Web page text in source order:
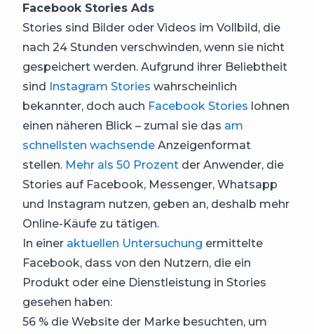
Facebook Stories Ads
Stories sind Bilder oder Videos im Vollbild, die
nach 24 Stunden verschwinden, wenn sie nicht
gespeichert werden. Aufgrund ihrer Beliebtheit
sind
Instagram Stories wahrscheinlich
bekannter, doch auch Facebook Stories lohnen
einen näheren Blick – zumal sie das am
schnellsten wachsende Anzeigenformat
stellen. Mehr als 50 Prozent der Anwender, die
Stories auf Facebook, Messenger, Whatsapp
und Instagram nutzen, geben an, deshalb mehr
Online-Käufe zu tätigen.
In einer aktuellen Untersuchung ermittelte
Facebook, dass von den Nutzern, die ein
Produkt oder eine Dienstleistung in Stories
gesehen haben:
56 % die Website der Marke besuchten, um